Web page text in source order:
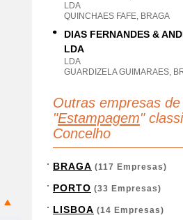
LDA
QUINCHAES FAFE, BRAGA
DIAS FERNANDES &
LDA
LDA
GUARDIZELA GUIMARAES,
Outras empresas de
"Estampagem"
Concelho
BRAGA (117 Empresas)
PORTO (33 Empresas)
LISBOA (14 Empresas)